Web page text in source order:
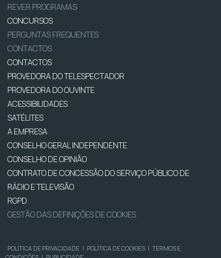
REVER PROGRAMAS
CONCURSOS
PERGUNTAS FREQUENTES
CONTACTOS
CONTACTOS
PROVEDORA DO TELESPECTADOR
PROVEDORA DO OUVINTE
ACESSIBILIDADES
SATÉLITES
A EMPRESA
CONSELHO GERAL INDEPENDENTE
CONSELHO DE OPINIÃO
CONTRATO DE CONCESSÃO DO SERVIÇO PÚBLICO DE
RÁDIO E TELEVISÃO
RGPD
GESTÃO DAS DEFINIÇÕES DE COOKIES
POLÍTICA DE PRIVACIDADE | POLÍTICA DE COOKIES | TERMOS E